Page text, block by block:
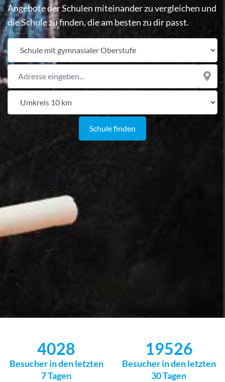
Angebote der Schulen miteinander zu vergleichen und
die Schule zu finden, die am besten zu dir passt.
Schultyp
Ort
Umkreissuche
Schule finden
4028
Besucher in den letzten
7 Tagen
19526
Besucher in den letzten
30 Tagen